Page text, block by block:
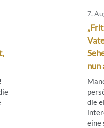
7.
nun
die
eine